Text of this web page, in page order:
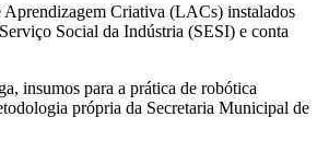
Aprendizagem Criativa (LACs) instalados
Social da Indústria (SESI) e conta
insumos para a prática de robótica
própria da Secretaria Municipal de